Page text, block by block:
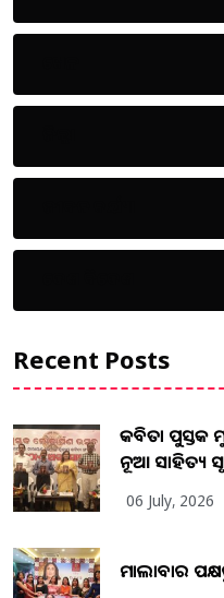
Recent Posts
କବିତା ପୁସ୍ତକ
ନୂଆ ସାହିତ୍ୟ
06 July, 2026
ମାଲାବାର